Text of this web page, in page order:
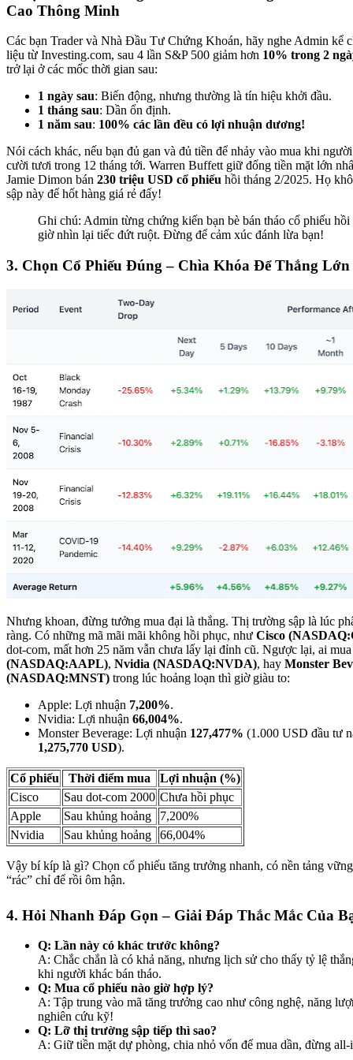
Cao Thông Minh
Các bạn Trader và Nhà Đầu Tư Chứng Khoán, hãy nghe Admin kể
liệu từ Investing.com, sau 4 lần S&P 500 giảm hơn 10% trong 2
trở lại ở các mốc thời gian sau:
1 ngày sau: Biến động, nhưng thường là tín hiệu khởi đầu.
1 tháng sau: Dần ổn định.
1 năm sau: 100% các lần đều có lợi nhuận dương!
Nói cách khác, nếu bạn đủ gan và đủ tiền để nhảy vào mua khi
cười tươi trong 12 tháng tới. Warren Buffett giữ đống tiền mặt lớn
Jamie Dimon bán 230 triệu USD cổ phiếu hồi tháng 2/2025. Họ
sập này để hốt hàng giá rẻ đấy!
Ghi chú: Admin từng chứng kiến bạn bè bán tháo cổ phiếu
giờ nhìn lại tiếc đứt ruột. Đừng để cảm xúc đánh lừa bạn!
3. Chọn Cổ Phiếu Đúng – Chìa Khóa Để Thắng Lớn
Nhưng khoan, đừng tưởng mua đại là thắng. Thị trường sập là lúc
ràng. Có những mã mãi mãi không hồi phục, như Cisco
dot-com, mất hơn 25 năm vẫn chưa lấy lại đỉnh cũ. Ngược lại, ai
(NASDAQ:AAPL), Nvidia (NASDAQ:NVDA), hay Monster
(NASDAQ:MNST) trong lúc hoảng loạn thì giờ giàu to:
Apple: Lợi nhuận 7,200%.
Nvidia: Lợi nhuận 66,004%.
Monster Beverage: Lợi nhuận 127,477% (1.000 USD đầu tư
1,275,770 USD).
Cổ phiếu Thời điểm mua
Lợi nhuận (%)
Cisco
Sau dot-com 2000 Chưa hồi phục
Apple
Sau khủng hoảng
7,200%
Nvidia
Sau khủng hoảng 66,004%
Vậy bí kíp là gì? Chọn cổ phiếu tăng trưởng nhanh, có nền tảng
“rác” chỉ để rồi ôm hận.
4. Hỏi Nhanh Đáp Gọn – Giải Đáp Thắc Mắc Của
Q: Lần này có khác trước không?
A: Chắc chắn là có khả năng, nhưng lịch sử cho thấy tỷ lệ
khi người khác bán tháo.
Q: Mua cổ phiếu nào giờ hợp lý?
A: Tập trung vào mã tăng trưởng cao như công nghệ, năng
nghiên cứu kỹ!
Q: Lỡ thị trường sập tiếp thì sao?
A: Giữ tiền mặt dự phòng, chia nhỏ vốn để mua dần, đừng